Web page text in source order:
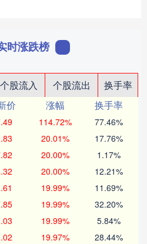
时涨跌榜
个股流入 个股流出
换手率
价 涨幅
换手率
114.72% 77.46%
20.01% 17.76%
20.00% 1.17%
20.00% 12.21%
19.99% 11.69%
19.99% 32.20%
19.99% 5.84%
19.97% 28.44%